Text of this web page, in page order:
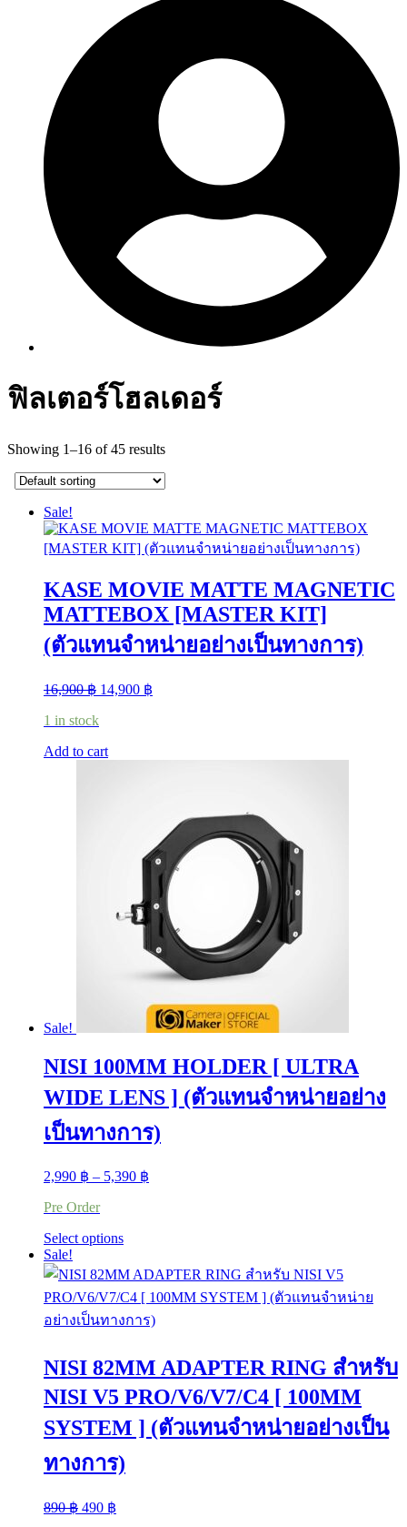
ฟิลเตอร์โฮลเดอร์
Showing 1–16 of 45 results
Sale!
KASE MOVIE MATTE MAGNETIC
MATTEBOX [MASTER KIT]
(ตัวแทนจำหน่ายอย่างเป็นทางการ)
16,900฿ Original
14,900 ฿
1 in stock
Add to cart
Sale!
NISI 100MM HOLDER [ ULTRA
WIDE LENS ] (ตัวแทนจำหน่ายอย่าง
เป็นทางการ)
2,990 ฿ – 5,390 ฿
Pre Order
Select optionsThis
has
multiple
variants.
The
be
on
the
product
Sale!
NISI 82MM ADAPTER RING สำหรับ
NISI V5 PRO/V6/V7/C4 [ 100MM
SYSTEM ] (ตัวแทนจำหน่ายอย่างเป็น
ทางการ)
890฿ Original
490 ฿